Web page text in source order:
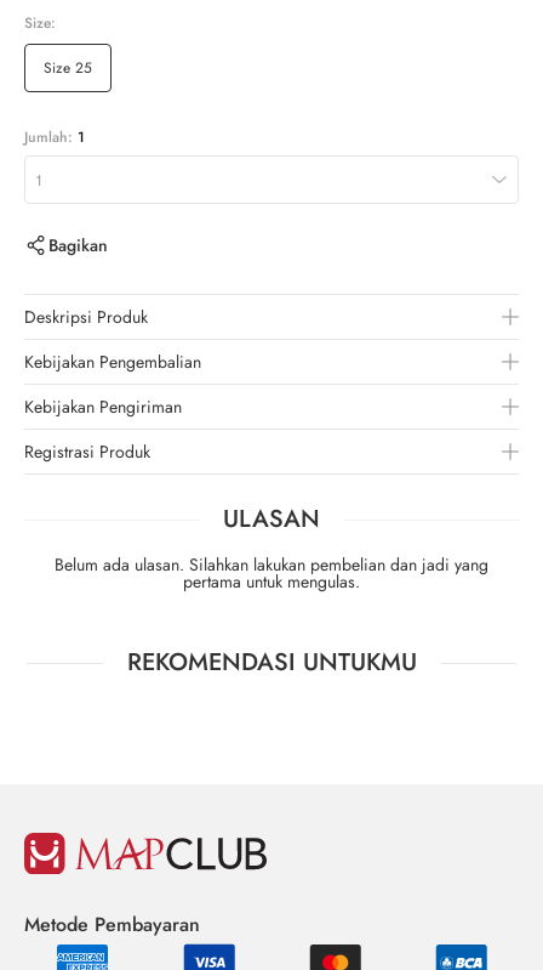
Size:
Size 25
Jumlah: 1
1
Bagikan
Deskripsi Produk
Kebijakan Pengembalian
Kebijakan Pengiriman
Registrasi Produk
ULASAN
Belum ada ulasan. Silahkan lakukan pembelian dan jadi yang
pertama untuk mengulas.
REKOMENDASI UNTUKMU
Metode Pembayaran